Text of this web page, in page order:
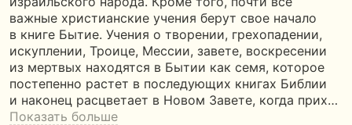
важные христианские учения берут свое начало
в книге Бытие. Учения о творении, грехопадении,
искуплении, Троице, Мессии, завете, воскресении
из мертвых находятся в Бытии как семя, которое
постепенно растет в последующих книгах Библии
и наконец расцветает в Новом Завете, когда прих…
Показать больше